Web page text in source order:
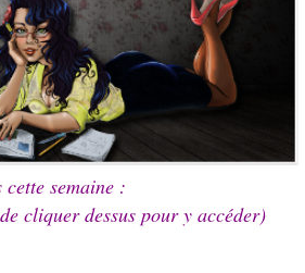
semaine :
cliquer dessus pour y accéder)